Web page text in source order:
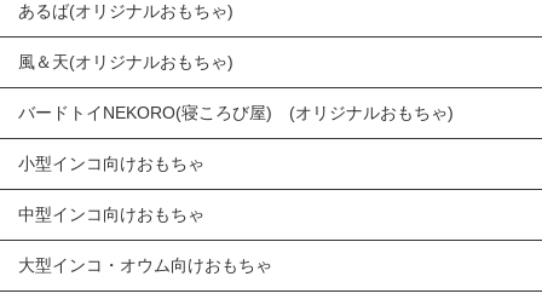
あるば(オリジナルおもちゃ)
風＆天(オリジナルおもちゃ)
バードトイNEKORO(寝ころび屋) (オリジナルおもちゃ)
小型インコ向けおもちゃ
中型インコ向けおもちゃ
大型インコ・オウム向けおもちゃ